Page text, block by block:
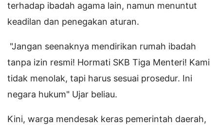
terhadap ibadah agama lain, namun menuntut
keadilan dan penegakan aturan.
"Jangan seenaknya mendirikan rumah ibadah
tanpa izin resmi! Hormati SKB Tiga Menteri! Kami
tidak menolak, tapi harus sesuai prosedur. Ini
negara hukum" Ujar beliau.
Kini, warga mendesak keras pemerintah daerah,